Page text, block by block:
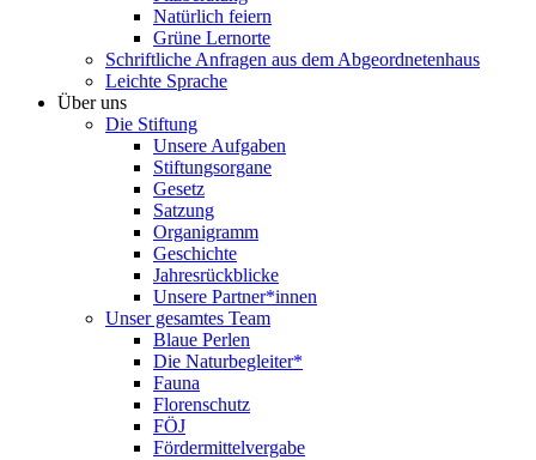
Natürlich feiern
Grüne Lernorte
Schriftliche Anfragen aus dem Abgeordnetenhaus
Leichte Sprache
Über uns
Die Stiftung
Unsere Aufgaben
Stiftungsorgane
Gesetz
Satzung
Organigramm
Geschichte
Jahresrückblicke
Unsere Partner*innen
Unser gesamtes Team
Blaue Perlen
Die Naturbegleiter*
Fauna
Florenschutz
FÖJ
Fördermittelvergabe